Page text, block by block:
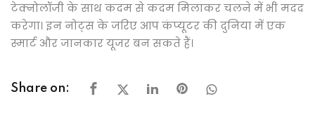
टेक्नोलॉजी के साथ कदम से कदम मिलाकर चलने में भी मदद
करेगा। इन नोट्स के जरिए आप कंप्यूटर की दुनिया में एक
स्मार्ट और जानकार यूजर बन सकते हैं।
Share on: